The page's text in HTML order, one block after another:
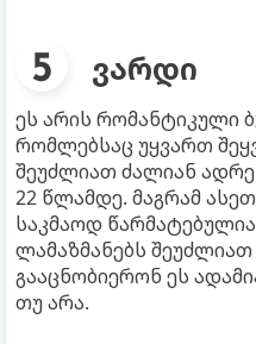
ვარდი
ეს არის რომანტიკული
რომლებსაც უყვართ
შეუძლიათ ძალიან
22 წლამდე. მაგრამ
საკმაოდ
ლამაზმანებს
გააცნობიერონ ეს
თუ არა.